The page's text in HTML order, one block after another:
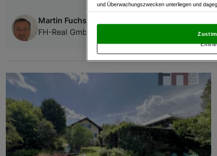
Martin Fuchsbauer, MBA
FH-Real GmbH Immobilienkanzlei
und Überwachungszwecken unterliegen und
und Widerspruch gegen die Verarbeitung auf der
„Cookie Einstellungen“, die sich auf jeder Seite
Wir und unsere Partner verarbeiten
Verwendung genauer Standortdaten.
Zugriff auf Informationen auf einem Endgerät.
und der Performance von Inhalten,
Liste der Partner (Lieferanten)